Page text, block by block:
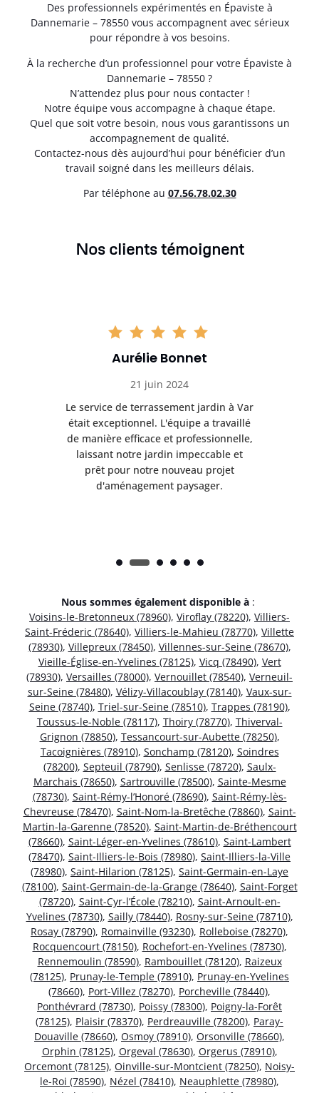
Des professionnels expérimentés en Épaviste à
Dannemarie – 78550 vous accompagnent avec sérieux
pour répondre à vos besoins.
À la recherche d’un professionnel pour votre Épaviste à
Dannemarie – 78550 ?
N’attendez plus pour nous contacter !
Notre équipe vous accompagne à chaque étape.
Quel que soit votre besoin, nous vous garantissons un
accompagnement de qualité.
Contactez-nous dès aujourd’hui pour bénéficier d’un
travail soigné dans les meilleurs délais.
Par téléphone au 07.56.78.02.30
Nos clients témoignent
Aurélie Bonnet
21 juin 2024
Le service de terrassement jardin à Var
était exceptionnel. L'équipe a travaillé
de manière efficace et professionnelle,
laissant notre jardin impeccable et
prêt pour notre nouveau projet
d'aménagement paysager.
Nous sommes également disponible à :
Voisins-le-Bretonneux (78960), Viroflay (78220), Villiers-
Saint-Fréderic (78640), Villiers-le-Mahieu (78770), Villette
(78930), Villepreux (78450), Villennes-sur-Seine (78670),
Vieille-Église-en-Yvelines (78125), Vicq (78490), Vert
(78930), Versailles (78000), Vernouillet (78540), Verneuil-
sur-Seine (78480), Vélizy-Villacoublay (78140), Vaux-sur-
Seine (78740), Triel-sur-Seine (78510), Trappes (78190),
Toussus-le-Noble (78117), Thoiry (78770), Thiverval-
Grignon (78850), Tessancourt-sur-Aubette (78250),
Tacoignières (78910), Sonchamp (78120), Soindres
(78200), Septeuil (78790), Senlisse (78720), Saulx-
Marchais (78650), Sartrouville (78500), Sainte-Mesme
(78730), Saint-Rémy-l’Honoré (78690), Saint-Rémy-lès-
Chevreuse (78470), Saint-Nom-la-Bretêche (78860), Saint-
Martin-la-Garenne (78520), Saint-Martin-de-Bréthencourt
(78660), Saint-Léger-en-Yvelines (78610), Saint-Lambert
(78470), Saint-Illiers-le-Bois (78980), Saint-Illiers-la-Ville
(78980), Saint-Hilarion (78125), Saint-Germain-en-Laye
(78100), Saint-Germain-de-la-Grange (78640), Saint-Forget
(78720), Saint-Cyr-l’École (78210), Saint-Arnoult-en-
Yvelines (78730), Sailly (78440), Rosny-sur-Seine (78710),
Rosay (78790), Romainville (93230), Rolleboise (78270),
Rocquencourt (78150), Rochefort-en-Yvelines (78730),
Rennemoulin (78590), Rambouillet (78120), Raizeux
(78125), Prunay-le-Temple (78910), Prunay-en-Yvelines
(78660), Port-Villez (78270), Porcheville (78440),
Ponthévrard (78730), Poissy (78300), Poigny-la-Forêt
(78125), Plaisir (78370), Perdreauville (78200), Paray-
Douaville (78660), Osmoy (78910), Orsonville (78660),
Orphin (78125), Orgeval (78630), Orgerus (78910),
Orcemont (78125), Oinville-sur-Montcient (78250), Noisy-
le-Roi (78590), Nézel (78410), Neauphlette (78980),